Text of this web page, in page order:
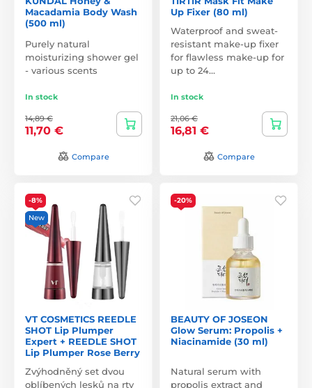
Macadamia Body Wash
(500 ml)
Purely natural
moisturizing shower gel
- various scents
In stock
14,89 €
11,70 €
Compare
Up Fixer (80 ml)
Waterproof and sweat-
resistant make-up fixer
for flawless make-up for
up to 24…
In stock
21,06 €
16,81 €
Compare
-8%
New
VT COSMETICS REEDLE
SHOT Lip Plumper
Expert + REEDLE SHOT
Lip Plumper Rose Berry
Zvýhodněný set dvou
oblíbených lesků na rty
-20%
BEAUTY OF JOSEON
Glow Serum: Propolis +
Niacinamide (30 ml)
Natural serum with
propolis extract and